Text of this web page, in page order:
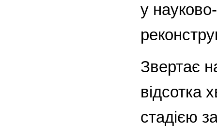
у
Звертає
відсотка
стадією